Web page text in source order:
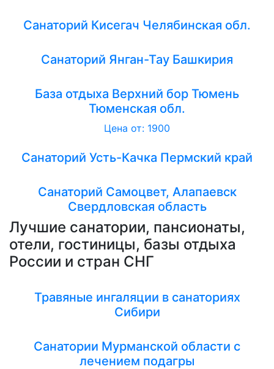
Санаторий Кисегач Челябинская обл.
Санаторий Янган-Тау Башкирия
База отдыха Верхний бор Тюмень
Тюменская обл.
Цена от: 1900
Санаторий Усть-Качка Пермский край
Санаторий Самоцвет, Алапаевск
Свердловская область
Лучшие санатории, пансионаты,
отели, гостиницы, базы отдыха
России и стран СНГ
Травяные ингаляции в санаториях
Сибири
Санатории Мурманской области с
лечением подагры